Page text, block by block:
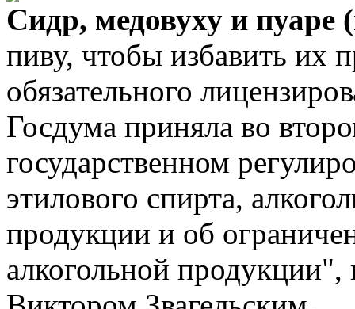
Сидр, медовуху и
пиву, чтобы избавить их
обязательного
Госдума приняла во
государственном
этилового спирта,
продукции и об
алкогольной